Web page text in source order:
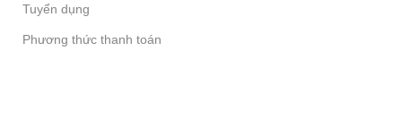
Tuyển dụng
Phương thức thanh toán